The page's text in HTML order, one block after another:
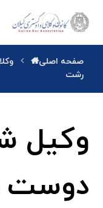
صفحه اصلی
رشت
وکیل
دوست